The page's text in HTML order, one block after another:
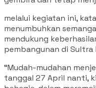
melalui kegiatan ini,
menumbuhkan
mendukung
pembangunan di Sultra
“Mudah-mudahan
tanggal 27 April nanti,